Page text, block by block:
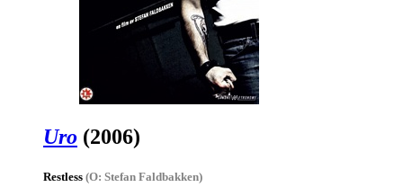
Uro (2006)
Restless (O: Stefan Faldbakken)